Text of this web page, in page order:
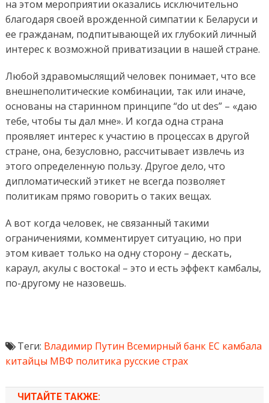
на этом мероприятии оказались исключительно
благодаря своей врожденной симпатии к Беларуси и
ее гражданам, подпитывающей их глубокий личный
интерес к возможной приватизации в нашей стране.
Любой здравомыслящий человек понимает, что все
внешнеполитические комбинации, так или иначе,
основаны на старинном принципе “do ut des” – «даю
тебе, чтобы ты дал мне». И когда одна страна
проявляет интерес к участию в процессах в другой
стране, она, безусловно, рассчитывает извлечь из
этого определенную пользу. Другое дело, что
дипломатический этикет не всегда позволяет
политикам прямо говорить о таких вещах.
А вот когда человек, не связанный такими
ограничениями, комментирует ситуацию, но при
этом кивает только на одну сторону – дескать,
караул, акулы с востока! – это и есть эффект камбалы,
по-другому не назовешь.
Теги: Владимир Путин Всемирный банк ЕС камбала
китайцы МВФ политика русские страх
ЧИТАЙТЕ ТАКЖЕ: